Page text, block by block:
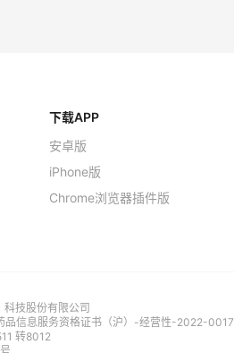
下载APP
安卓版
iPhone版
Chrome浏览器插件版
技股份有限公司
品信息服务资格证书（沪）-经营性-2022-0017
转8012